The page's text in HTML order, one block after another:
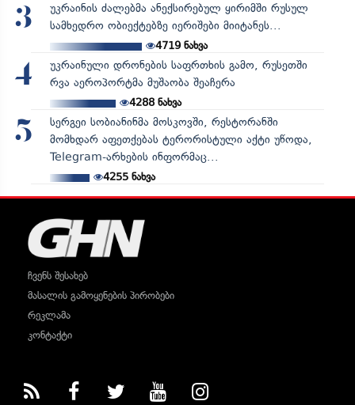
3
უკრაინის ძალებმა ანექსირებულ ყირიმში რუსულ
სამხედრო ობიექტებზე იერიშები მიიტანეს...
4719ნახვა
4
უკრაინული დრონების საფრთხის გამო, რუსეთში
რვა აეროპორტმა მუშაობა შეაჩერა
4288ნახვა
5
სერგეი სობიანინმა მოსკოვში, რესტორანში
მომხდარ აფეთქებას ტერორისტული აქტი უწოდა,
Telegram-არხების ინფორმაც...
4255ნახვა
ჩვენს შესახებ
მასალის გამოყენების პირობები
რეკლამა
კონტაქტი